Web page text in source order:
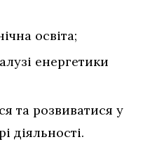
освіта;
енергетики
та розвиватися у
діяльності.